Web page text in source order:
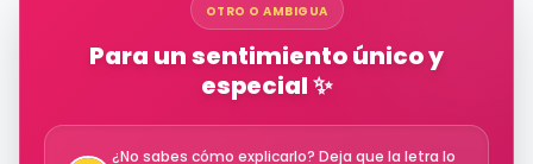
OTRO O AMBIGUA
Para un sentimiento único y
especial ✨
¿No sabes cómo explicarlo? Deja que la letra lo